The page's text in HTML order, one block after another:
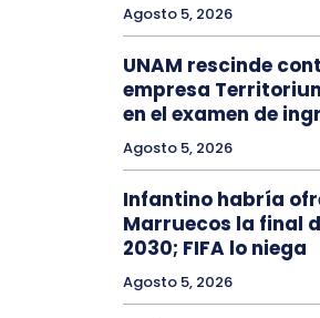
Agosto 5, 2026
UNAM rescinde
empresa
en el examen de
Agosto 5, 2026
Infantino habría
Marruecos la final
2030; FIFA lo niega
Agosto 5, 2026